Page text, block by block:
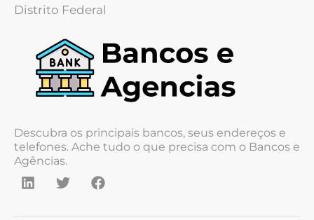
Distrito Federal
Descubra os principais bancos, seus endereços e
telefones. Ache tudo o que precisa com o Bancos e
Agências.